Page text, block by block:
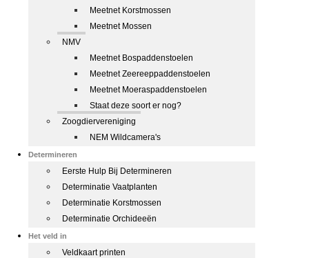
Meetnet Korstmossen
Meetnet Mossen
NMV
Meetnet Bospaddenstoelen
Meetnet Zeereeppaddenstoelen
Meetnet Moeraspaddenstoelen
Staat deze soort er nog?
Zoogdiervereniging
NEM Wildcamera's
Determineren
Eerste Hulp Bij Determineren
Determinatie Vaatplanten
Determinatie Korstmossen
Determinatie Orchideeën
Het veld in
Veldkaart printen